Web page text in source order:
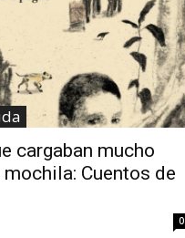
cargaban mucho
mochila: Cuentos de
0